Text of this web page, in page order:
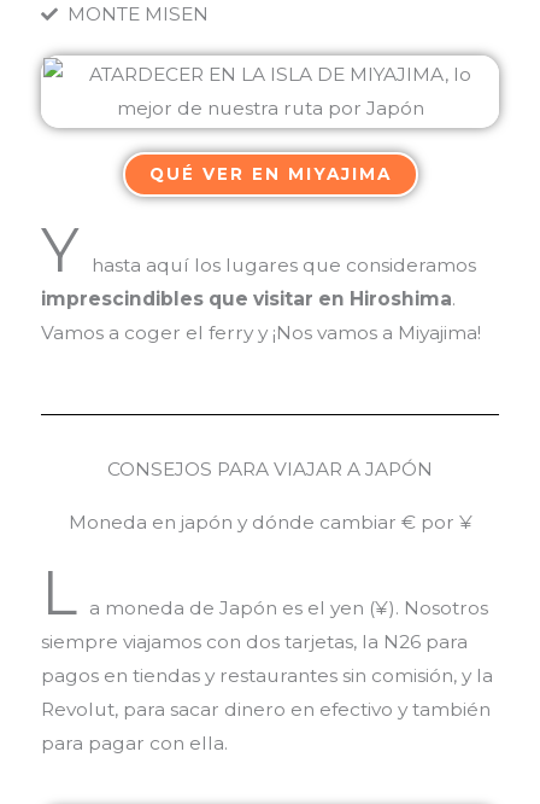
MONTE MISEN
QUÉ VER EN MIYAJIMA
Y
hasta aquí los lugares que consideramos
imprescindibles que visitar en Hiroshima.
Vamos a coger el ferry y ¡Nos vamos a Miyajima!
CONSEJOS PARA VIAJAR A JAPÓN
Moneda en japón y dónde cambiar € por ¥
L a moneda de Japón es el yen (¥). Nosotros
siempre viajamos con dos tarjetas, la N26 para
pagos en tiendas y restaurantes sin comisión, y la
Revolut, para sacar dinero en efectivo y también
para pagar con ella.